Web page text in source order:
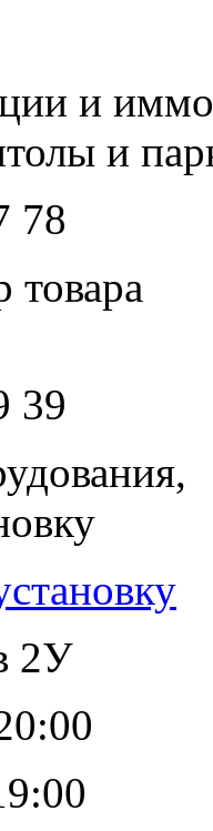
и
и
78
товара
39
2У